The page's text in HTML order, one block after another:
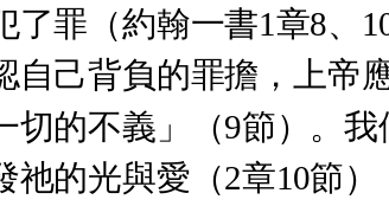
了罪（約翰一書1章8、
自己背負的罪擔，上帝
切的不義」（9節）。
祂的光與愛（2章10節